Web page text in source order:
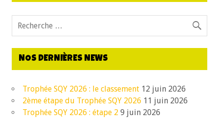
NOS DERNIÈRES NEWS
Trophée SQY 2026 : le classement 12 juin 2026
2ème étape du Trophée SQY 2026 11 juin 2026
Trophée SQY 2026 : étape 2 9 juin 2026